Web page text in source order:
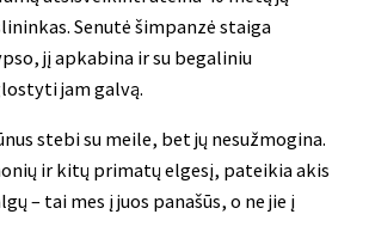
Senutė šimpanzė staiga
jį apkabina ir su begaliniu
jam galvą.
stebi su meile, bet jų nesužmogina.
ir kitų primatų elgesį, pateikia akis
– tai mes į juos panašūs, o ne jie į